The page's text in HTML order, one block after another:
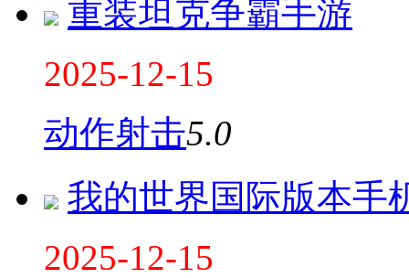
重装坦克争霸手游
2025-12-15
动作射击5.0
我的世界国际版本手
2025-12-15